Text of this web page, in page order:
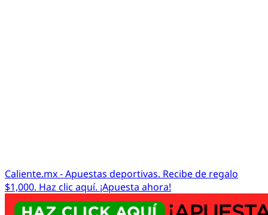
Caliente.mx - Apuestas deportivas. Recibe de regalo
$1,000. Haz clic aquí. ¡Apuesta ahora!